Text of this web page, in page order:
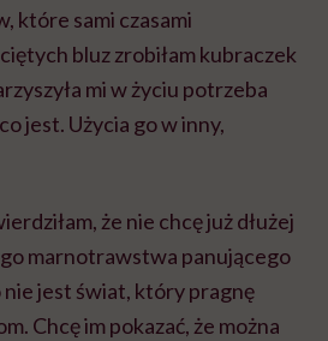
które sami czasami
bluz zrobiłam kubraczek
mi w życiu potrzeba
jest. Użycia go w inny,
że nie chcę już dłużej
marnotrawstwa panującego
nie jest świat, który pragnę
Chcę im pokazać, że można